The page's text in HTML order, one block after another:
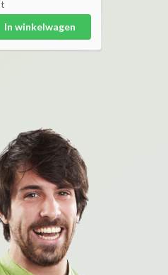
In winkelwagen